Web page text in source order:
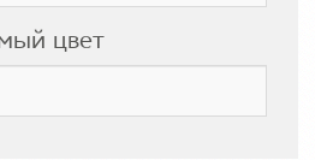
цвет